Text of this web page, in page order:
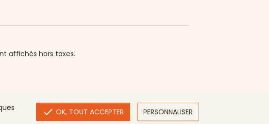
affichés hors taxes.
 OK, TOUT ACCEPTER PERSONNALISER